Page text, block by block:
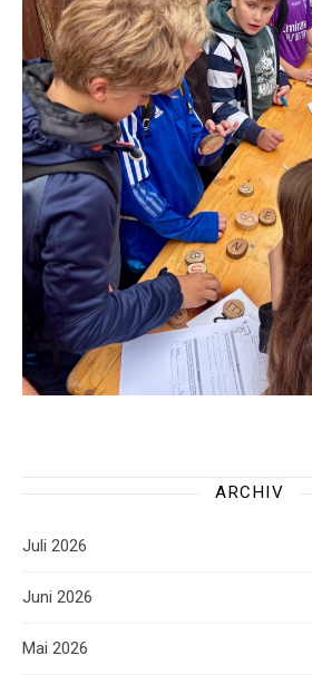
ARCHIV
Juli 2026
Juni 2026
Mai 2026